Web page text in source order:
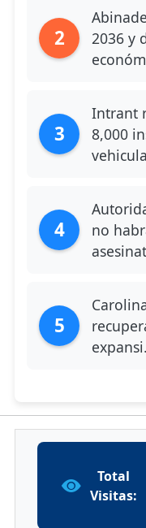
2
2036 y
3
Intrant
8,000
4
no
5
Total
Visitas: